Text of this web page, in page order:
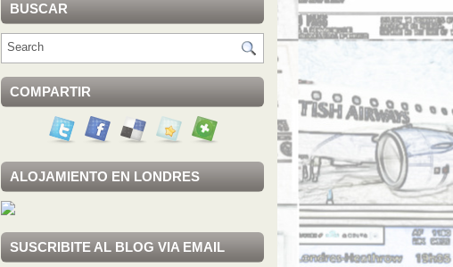
BUSCAR
COMPARTIR
ALOJAMIENTO EN LONDRES
SUSCRIBITE AL BLOG VIA EMAIL